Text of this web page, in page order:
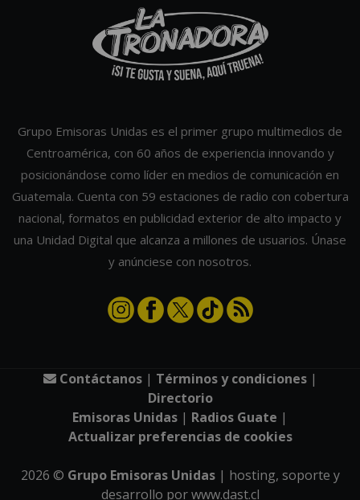
Grupo Emisoras Unidas es el primer grupo multimedios de
Centroamérica, con 60 años de experiencia innovando y
posicionándose como líder en medios de comunicación en
Guatemala. Cuenta con 59 estaciones de radio con cobertura
nacional, formatos en publicidad exterior de alto impacto y
una Unidad Digital que alcanza a millones de usuarios. Únase
y anúnciese con nosotros.
Contáctanos| Términos y condiciones|
Directorio
Emisoras Unidas | Radios Guate |
Actualizar preferencias de cookies
2026 © Grupo Emisoras Unidas| hosting, soporte y
desarrollo porwww.dast.cl